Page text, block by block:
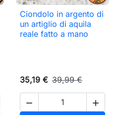
Ciondolo in argento di
un artiglio di aquila
reale fatto a mano
35,19 € 39,99 €
 